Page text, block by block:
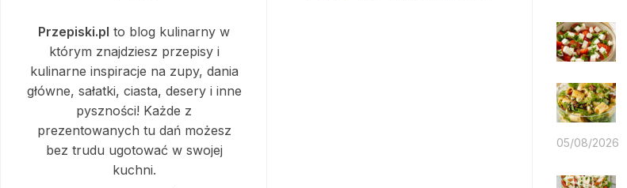
Przepiski.pl to blog kulinarny w
którym znajdziesz przepisy i
kulinarne inspiracje na zupy, dania
główne, sałatki, ciasta, desery i inne
pyszności! Każde z
prezentowanych tu dań możesz
bez trudu ugotować w swojej
kuchni.
05/08/2026